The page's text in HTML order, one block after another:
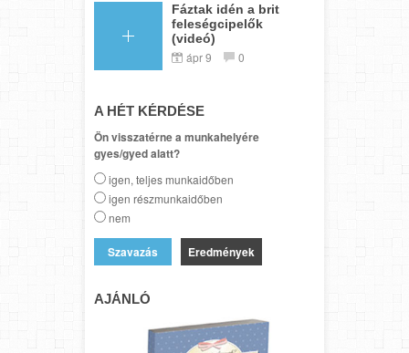
Fáztak idén a brit
feleségcipelők
(videó)
ápr 9 0
A HÉT KÉRDÉSE
Ön visszatérne a munkahelyére
gyes/gyed alatt?
igen, teljes munkaidőben
igen részmunkaidőben
nem
Eredmények
AJÁNLÓ